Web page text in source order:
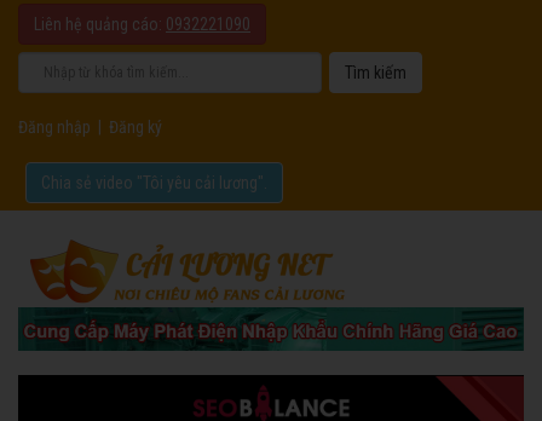
Liên hệ quảng cáo: 0932221090
Đăng nhập Đăng ký
Chia sẻ video "Tôi yêu cải lương".